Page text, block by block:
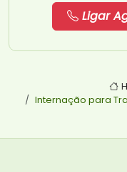
Ligar
Internação para